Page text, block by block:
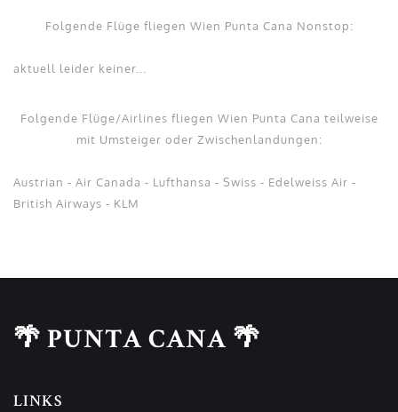
Folgende Flüge fliegen Wien Punta Cana Nonstop:
aktuell leider keiner...
Folgende Flüge/Airlines fliegen Wien Punta Cana teilweise
mit Umsteiger oder Zwischenlandungen:
Austrian - Air Canada - Lufthansa - Swiss - Edelweiss Air -
British Airways - KLM
🌴 PUNTA CANA 🌴
LINKS